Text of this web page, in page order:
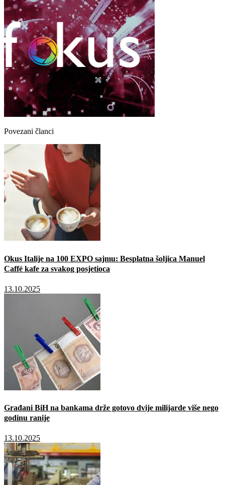
Povezani članci
Okus Italije na 100 EXPO sajmu: Besplatna šoljica Manuel
Caffé kafe za svakog posjetioca
13.10.2025
Građani BiH na bankama drže gotovo dvije milijarde više nego
godinu ranije
13.10.2025